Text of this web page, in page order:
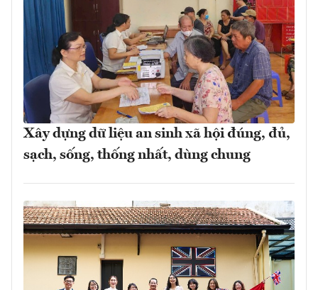
Xây dựng dữ liệu an sinh xã hội đúng, đủ,
sạch, sống, thống nhất, dùng chung